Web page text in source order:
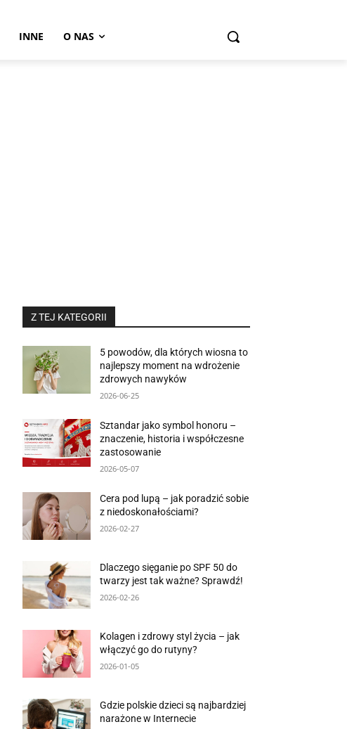
INNE O NAS
Z TEJ KATEGORII
5 powodów, dla których wiosna to
najlepszy moment na wdrożenie
zdrowych nawyków
2026-06-25
Sztandar jako symbol honoru –
znaczenie, historia i współczesne
zastosowanie
2026-05-07
Cera pod lupą – jak poradzić sobie
z niedoskonałościami?
2026-02-27
Dlaczego sięganie po SPF 50 do
twarzy jest tak ważne? Sprawdź!
2026-02-26
Kolagen i zdrowy styl życia – jak
włączyć go do rutyny?
2026-01-05
Gdzie polskie dzieci są najbardziej
narażone w Internecie